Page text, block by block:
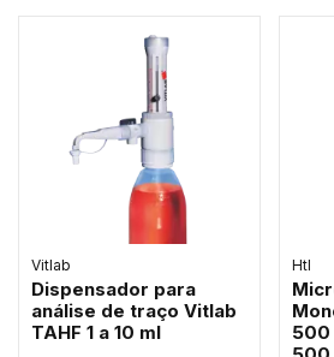
Vitlab
Dispensador para
análise de traço Vitlab
TAHF 1 a 10 ml
Htl
500